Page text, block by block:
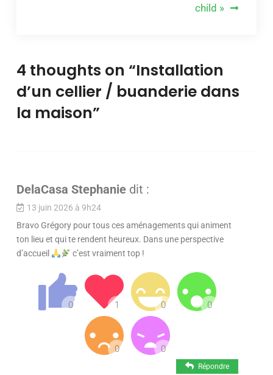
child »
4 thoughts on “Installation
d’un cellier / buanderie dans
la maison”
DelaCasa Stephanie dit :
13 juin 2026 à 9h24
Bravo Grégory pour tous ces aménagements qui animent
ton lieu et qui te rendent heureux. Dans une perspective
d’accueil
c’est vraiment top !
Répondre